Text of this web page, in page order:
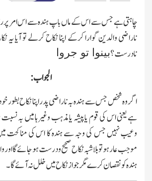
چاہتی ہے جس سے اس کے ماں باپ ہندہ سے اس امر پر
ناراضی والدین گوارا کرکے اپنا نکاح کرلے تو آیا یہ
نادرست؟بینوا تو جروا
الجواب:
اگر وہ شخص جس سے ہندہ بہ ناراضی پدر اپنا نکاح بطور
ہے یعنی اس کی قوم یا پیشہ یا مذہب وغیرہا میں بہ
وعیب نہیں جس کی وجہ سے ہندہ کا اس کی مناکحت
موجب عارہو تو بلاشبہ نکاح صحیح ودرست ہوجائےگا
ہندہ کو نقصان کرے مگر جواز نکاح میں خلل نہ آئے گا۔